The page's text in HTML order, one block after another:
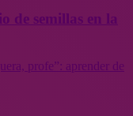
de semillas en la
profe”: aprender de